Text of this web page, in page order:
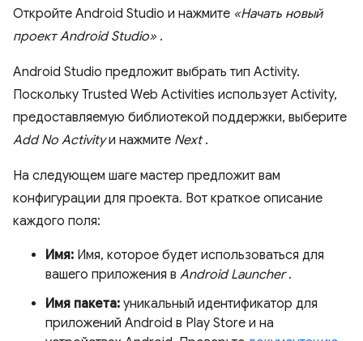
Откройте Android Studio и нажмите «Начать новый
проект Android Studio» .
Android Studio предложит выбрать тип Activity.
Поскольку Trusted Web Activities использует Activity,
предоставляемую библиотекой поддержки, выберите
Add No Activityи нажмите Next.
На следующем шаге мастер предложит вам
конфигурации для проекта. Вот краткое описание
каждого поля:
Имя: Имя, которое будет использоваться для
вашего приложения в Android Launcher.
Имя пакета: уникальный идентификатор для
приложений Android в Play Store и на